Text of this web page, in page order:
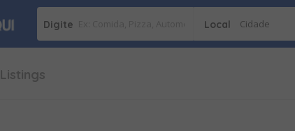
Digite Local Cidade
Listings